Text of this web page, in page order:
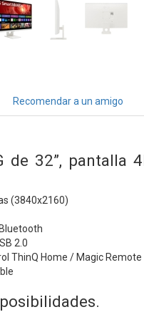
Recomendar a un amigo
32”, pantalla
(3840x2160)
2.0
ThinQ Home / Magic Remote